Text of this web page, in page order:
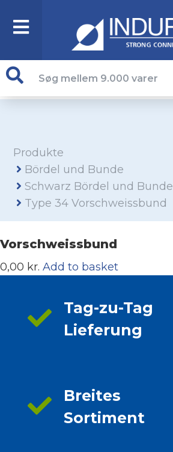
Produkte
Bördel und Bunde
Schwarz Bördel und Bunde
Type 34 Vorschweissbund
Vorschweissbund
0,00 kr. Add to basket
Tag-zu-Tag
Lieferung
Breites
Sortiment